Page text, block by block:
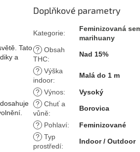
Tato
a
Doplňkové parametry
Kategorie:
Feminizovaná
marihuany
? Obsah
THC:
Nad 15%
? Výška
indoor:
Malá do 1 m
? Výnos:
Vysoký
? Chuť a
vůně:
Borovica
? Pohlaví:
Feminizované
? Typ
prostředí:
Indoor / Outdoor